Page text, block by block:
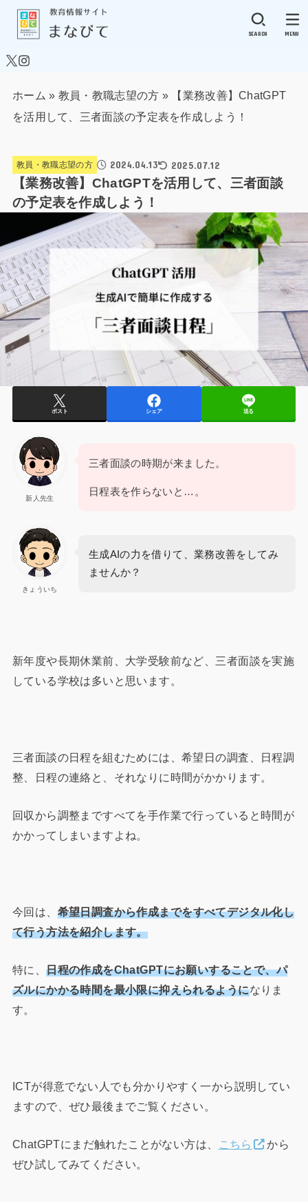
SEARCH MENU
ホーム » 教員・教職志望の方 » 【業務改善】ChatGPT
を活用して、三者面談の予定表を作成しよう！
教員・教職志望の方 2024.04.13 2025.07.12
【業務改善】ChatGPTを活用して、三者面談
の予定表を作成しよう！
ポスト シェア 送る
新人先生
三者面談の時期が来ました。
日程表を作らないと…。
きょういち
生成AIの力を借りて、業務改善をしてみ
ませんか？
新年度や長期休業前、大学受験前など、三者面談を実施
している学校は多いと思います。
三者面談の日程を組むためには、希望日の調査、日程調
整、日程の連絡と、それなりに時間がかかります。
回収から調整まですべてを手作業で行っていると時間が
かかってしまいますよね。
今回は、 希望日調査から作成までをすべてデジタル化し
て行う方法を紹介します。
特に、日程の作成をChatGPTにお願いすることで、パ
ズルにかかる時間を最小限に抑えられるようになりま
す。
ICTが得意でない人でも分かりやすく一から説明してい
ますので、ぜひ最後までご覧ください。
ChatGPTにまだ触れたことがない方は、 こちら
から
ぜひ試してみてください。